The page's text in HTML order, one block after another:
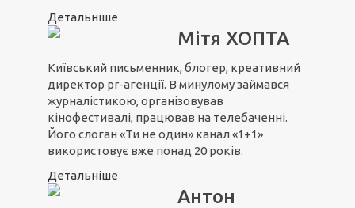
Детальніше
Мітя ХОПТА
Київський письменник, блогер, креативний
директор pr-агенції. В минулому займався
журналістикою, організовував
кінофестивалі, працював на телебаченні.
Його слоган «Ти не один» канал «1+1»
використовує вже понад 20 років.
Детальніше
Антон